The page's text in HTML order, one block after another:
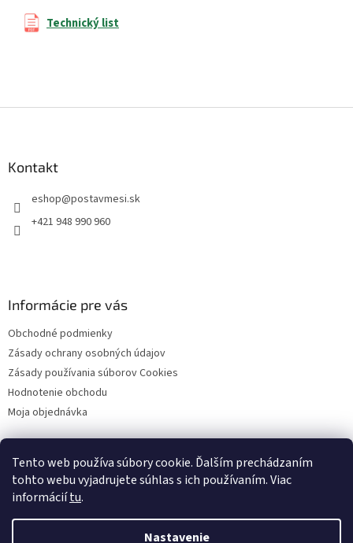
Tento web používa súbory cookie. Ďalším prechádzaním
tohto webu vyjadrujete súhlas s ich používaním. Viac
informáciítu.
Nastavenie
Technický list
Kontakt
eshop@postavmesi.sk
+421 948 990 960
Informácie pre vás
Obchodné podmienky
Zásady ochrany osobných údajov
Zásady používania súborov Cookies
Hodnotenie obchodu
Moja objednávka
Facebook